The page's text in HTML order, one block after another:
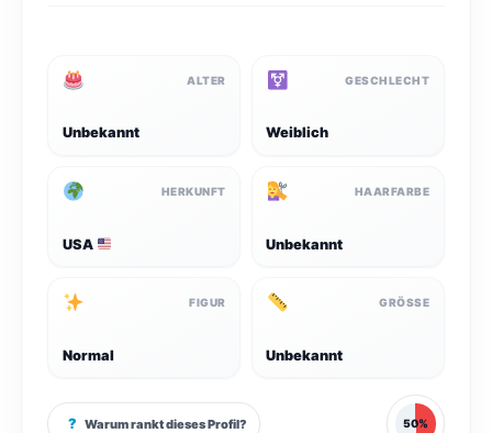
ALTER
Unbekannt
GESCHLECHT
Weiblich
HERKUNFT
USA
HAARFARBE
Unbekannt
FIGUR
Normal
GRÖSSE
Unbekannt
? Warum rankt dieses Profil? 50%